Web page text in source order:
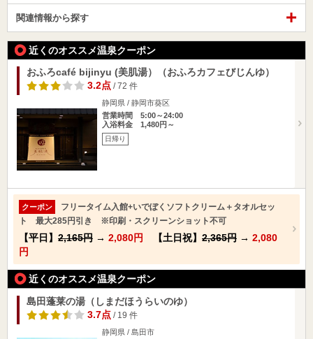
関連情報から探す
近くのオススメ温泉クーポン
おふろcafé bijinyu (美肌湯）（おふろカフェびじんゆ）
3.2点/ 72 件
静岡県 / 静岡市葵区
営業時間 5:00～24:00
入浴料金 1,480円～
日帰り
クーポン
フリータイム入館+いでぼくソフトクリーム＋タオルセッ
ト 最大285円引き ※印刷・スクリーンショット不可
【平日】 2,165円 → 2,080円 【土日祝】 2,365円 → 2,080
円
近くのオススメ温泉クーポン
島田蓬莱の湯（しまだほうらいのゆ）
3.7点/ 19 件
静岡県 / 島田市